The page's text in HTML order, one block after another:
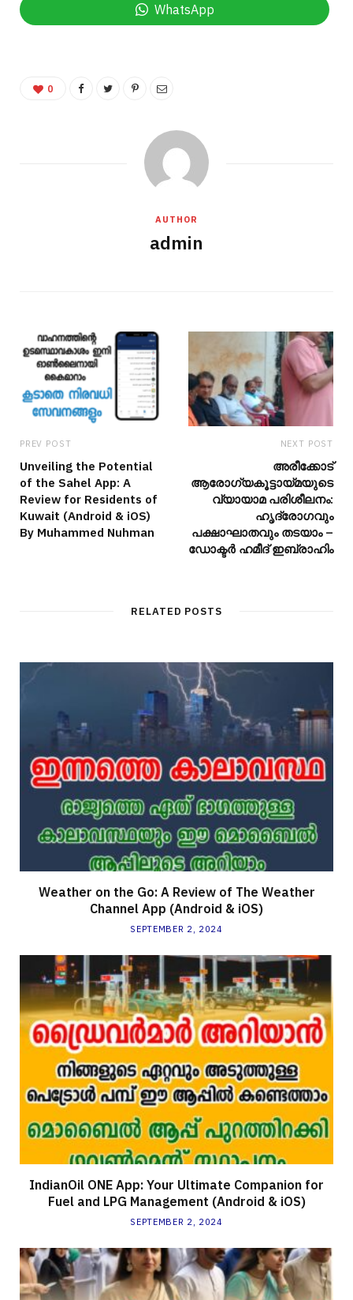
WhatsApp
0
AUTHOR
admin
PREV POST
Unveiling the Potential
of the Sahel App: A
Review for Residents of
Kuwait (Android & iOS)
By Muhammed Nuhman
NEXT POST
അരീക്കോട്
ആരോഗ്യകൂട്ടായ്മയുടെ
വ്യായാമ പരിശീലനം:
ഹൃദ്രോഗവും
പക്ഷാഘാതവും തടയാം –
ഡോക്ടർ ഹമീദ് ഇബ്രാഹിം
RELATED POSTS
Weather on the Go: A Review of The Weather
Channel App (Android & iOS)
SEPTEMBER 2, 2024
IndianOil ONE App: Your Ultimate Companion for
Fuel and LPG Management (Android & iOS)
SEPTEMBER 2, 2024